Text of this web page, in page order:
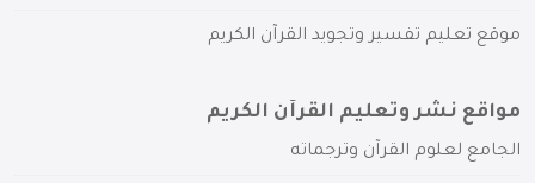
موقع تعليم تفسير وتجويد القرآن الكريم
مواقع نشر وتعليم القرآن الكريم
الجامع لعلوم القرآن وترجماته